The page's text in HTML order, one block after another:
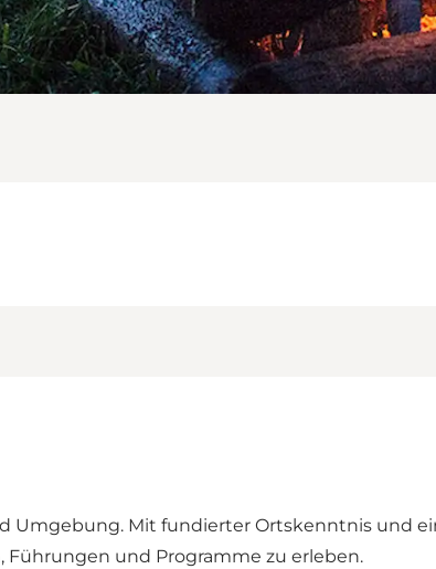
Umgebung. Mit fundierter Ortskenntnis und
und Programme zu erleben.